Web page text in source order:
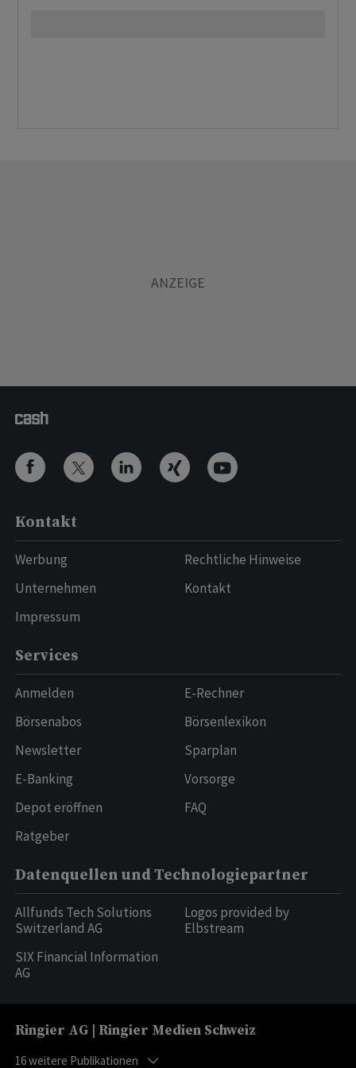
Kontakt
Werbung
Unternehmen
Impressum
Rechtliche Hinweise
Kontakt
Services
Anmelden
Börsenabos
Newsletter
E-Banking
Depot eröffnen
Ratgeber
E-Rechner
Börsenlexikon
Sparplan
Vorsorge
FAQ
Datenquellen und Technologiepartner
Allfunds Tech Solutions
Switzerland AG
SIX Financial Information
AG
Logos provided by
Elbstream
Ringier AG | Ringier Medien Schweiz
16weitere Publikationen